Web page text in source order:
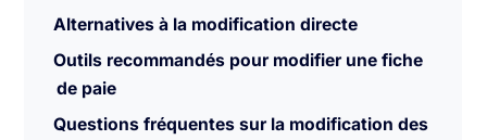
Alternatives à la modification directe
Outils recommandés pour modifier une fiche
de paie
Questions fréquentes sur la modification des